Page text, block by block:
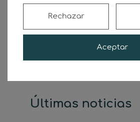
Últimas noticias
Aceptar
Rechazar